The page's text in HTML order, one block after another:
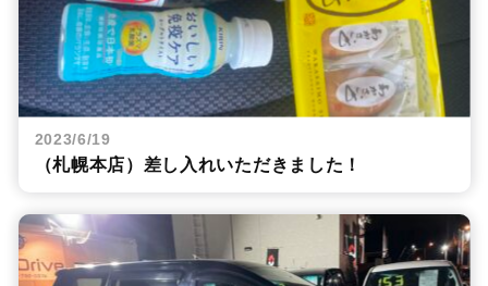
2023/6/19
（札幌本店）差し入れいただきました！